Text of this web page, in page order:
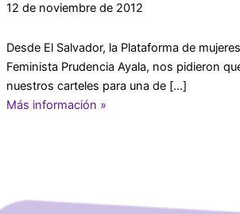
12 de noviembre de 2012
Desde El Salvador, la Plataforma de
Feminista Prudencia Ayala, nos pidieron
nuestros carteles para una de […]
Más información »